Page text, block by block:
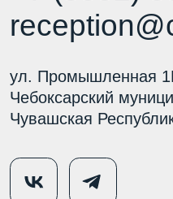
Обработка персональных данных
Политика использования cookie
Пользовательское соглашение